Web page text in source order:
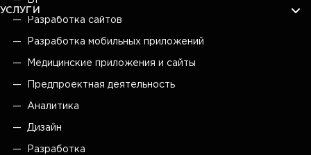
УСЛУГИ
Разработка сайтов
Разработка мобильных приложений
Медицинские приложения и сайты
Предпроектная деятельность
Аналитика
Дизайн
Разработка